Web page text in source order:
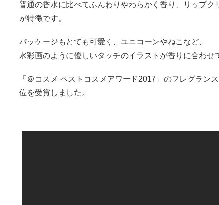
普通の香水に比べてふんわりやわらかく香り、リップ
が特徴です。
パッケージもとても可愛く、ユニコーンやねこなど、
水彩画のように優しいタッチのイラストが香りに合わせ
「＠コスメ ベストコスメアワード2017」のフレグラン
位を受賞しました。